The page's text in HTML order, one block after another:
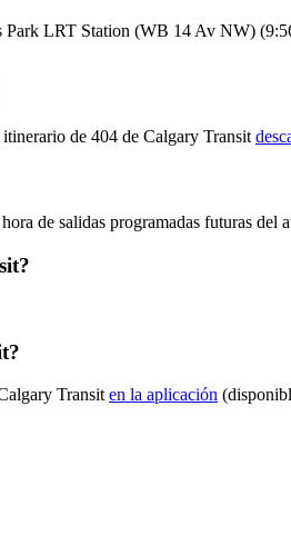
LRT Station (WB 14 Av NW)
de 404 de Calgary Transit
de salidas programadas futuras del
Transit en la aplicación